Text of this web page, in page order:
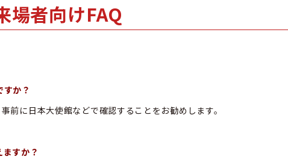
場者向けFAQ
か？
前に日本大使館などで確認することをお勧めします。
すか？